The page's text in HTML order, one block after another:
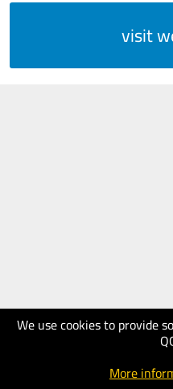
We use cookies to provide
More
visit